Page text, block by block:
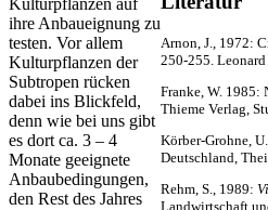
ihre Anbaueignung zu
testen. Vor allem
Kulturpflanzen der
Subtropen rücken
dabei ins Blickfeld,
denn wie bei uns gibt
es dort ca. 3 – 4
Monate geeignete
Anbaubedingungen,
den Rest des Jahres
Arnon, J., 1972:
250-255.
Franke, W. 1985:
Thieme Verlag,
Körber-Grohne,
Deutschland,
Rehm, S., 1989:
Landwirtschaft